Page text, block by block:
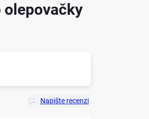
olepovačky
Napište recenzi